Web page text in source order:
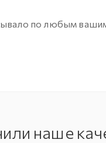
по любым вашим
наше